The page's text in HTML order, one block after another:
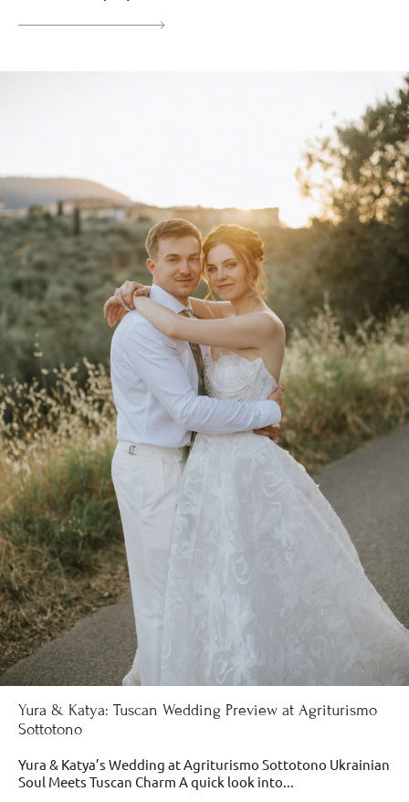
Yura & Katya: Tuscan Wedding Preview at Agriturismo
Sottotono
Yura & Katya’s Wedding at Agriturismo Sottotono Ukrainian
Soul Meets Tuscan Charm A quick look into...